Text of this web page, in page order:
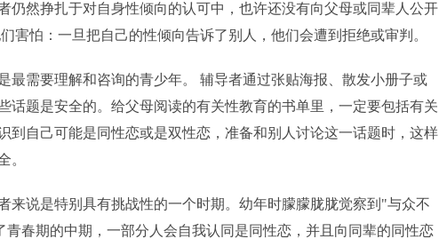
然挣扎于对自身性倾向的认可中，也许还没有向父母或同辈人公开
害怕：一旦把自己的性倾向告诉了别人，他们会遭到拒绝或审判。
需要理解和咨询的青少年。 辅导者通过张贴海报、散发小册子或
话题是安全的。给父母阅读的有关性教育的书单里，一定要包括有关
到自己可能是同性恋或是双性恋，准备和别人讨论这一话题时，这样
。
说是特别具有挑战性的一个时期。幼年时朦朦胧胧觉察到"与众不
青春期的中期，一部分人会自我认同是同性恋，并且向同辈的同性恋